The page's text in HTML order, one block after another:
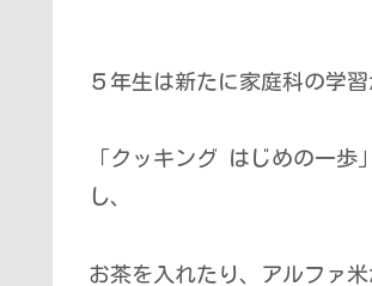
５年生は新たに家庭科の学習
「クッキング はじめの一歩
し、
お茶を入れたり、アルファ